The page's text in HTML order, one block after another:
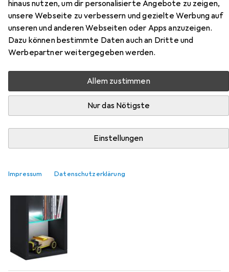
hinaus nutzen, um dir personalisierte Angebote zu zeigen,
unsere Webseite zu verbessern und gezielte Werbung auf
unseren und anderen Webseiten oder Apps anzuzeigen.
Dazu können bestimmte Daten auch an Dritte und
Werbepartner weitergegeben werden.
Allem zustimmen
Nur das Nötigste
Einstellungen
Impressum Datenschutzerklärung
EUR
53,50
VCMRegal DVD CD Möbel
Aufbewahrung Holzregal Standregal
Möbel "Rasato XL"